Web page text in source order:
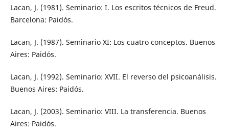
Lacan, J. (1981). Seminario: I. Los escritos técnicos de Freud.
Barcelona: Paidós.
Lacan, J. (1987). Seminario XI: Los cuatro conceptos. Buenos
Aires: Paidós.
Lacan, J. (1992). Seminario: XVII. El reverso del psicoanálisis.
Buenos Aires: Paidós.
Lacan, J. (2003). Seminario: VIII. La transferencia. Buenos
Aires: Paidós.